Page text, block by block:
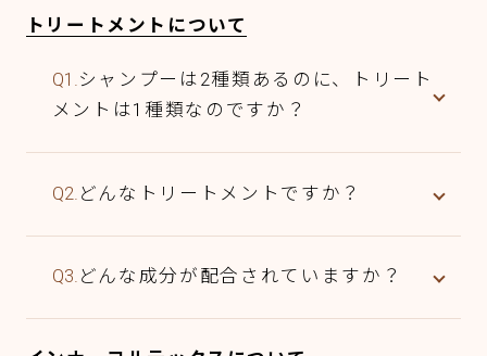
トリートメントについて
Q1.シャンプーは2種類あるのに、トリート
メントは1種類なのですか？
Q2. どんなトリートメントですか？
Q3. どんな成分が配合されていますか？